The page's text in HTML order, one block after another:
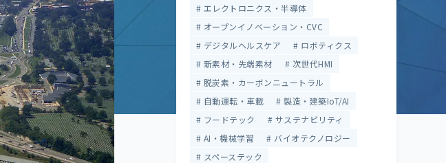
エレクトロニクス・半導体
オープンイノベーション・CVC
デジタルヘルスケア
ロボティクス
新素材・先端素材
次世代HMI
脱炭素・カーボンニュートラル
自動運転・車載
製造・建築IoT/AI
フードテック
サステナビリティ
AI・機械学習
バイオテクノロジー
スペーステック